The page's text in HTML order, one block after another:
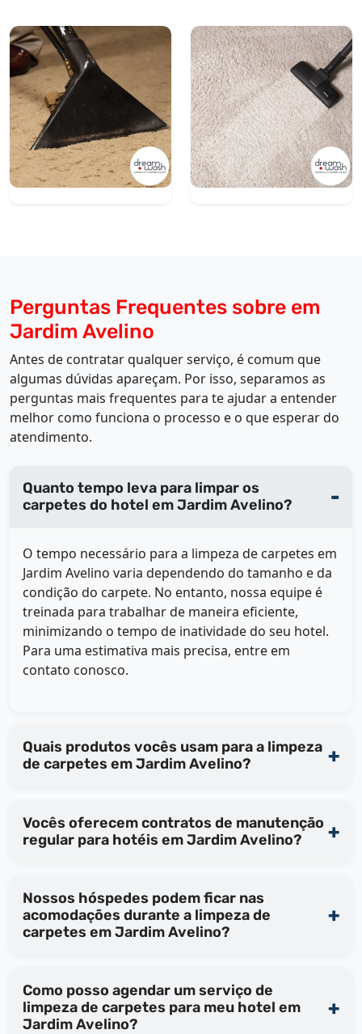
Perguntas Frequentes sobre em
Jardim Avelino
Antes de contratar qualquer serviço, é comum que
algumas dúvidas apareçam. Por isso, separamos as
perguntas mais frequentes para te ajudar a entender
melhor como funciona o processo e o que esperar do
atendimento.
Quanto tempo leva para limpar os
carpetes do hotel em Jardim Avelino?
O tempo necessário para a limpeza de carpetes em
Jardim Avelino varia dependendo do tamanho e da
condição do carpete. No entanto, nossa equipe é
treinada para trabalhar de maneira eficiente,
minimizando o tempo de inatividade do seu hotel.
Para uma estimativa mais precisa, entre em
contato conosco.
Quais produtos vocês usam para a limpeza
de carpetes em Jardim Avelino?
Vocês oferecem contratos de manutenção
regular para hotéis em Jardim Avelino?
Nossos hóspedes podem ficar nas
acomodações durante a limpeza de
carpetes em Jardim Avelino?
Como posso agendar um serviço de
limpeza de carpetes para meu hotel em
Jardim Avelino?